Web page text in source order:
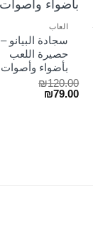
الحالي
العاب
سجادة البيانو –
حصيرة اللعب
بأضواء وأصوات
₪120.00
السعر₪79.00
السعر